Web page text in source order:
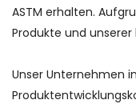
ASTM erhalten.
Produkte und
Unser Unternehmen